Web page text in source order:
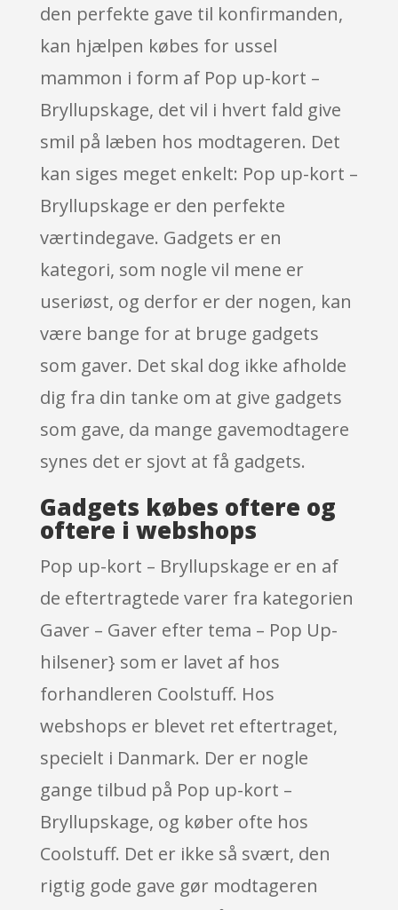
den perfekte gave til konfirmanden,
kan hjælpen købes for ussel
mammon i form af Pop up-kort –
Bryllupskage, det vil i hvert fald give
smil på læben hos modtageren. Det
kan siges meget enkelt: Pop up-kort –
Bryllupskage er den perfekte
værtindegave. Gadgets er en
kategori, som nogle vil mene er
useriøst, og derfor er der nogen, kan
være bange for at bruge gadgets
som gaver. Det skal dog ikke afholde
dig fra din tanke om at give gadgets
som gave, da mange gavemodtagere
synes det er sjovt at få gadgets.
Gadgets købes oftere og
oftere i webshops
Pop up-kort – Bryllupskage er en af
de eftertragtede varer fra kategorien
Gaver – Gaver efter tema – Pop Up-
hilsener} som er lavet af hos
forhandleren Coolstuff. Hos
webshops er blevet ret eftertraget,
specielt i Danmark. Der er nogle
gange tilbud på Pop up-kort –
Bryllupskage, og køber ofte hos
Coolstuff. Det er ikke så svært, den
rigtig gode gave gør modtageren